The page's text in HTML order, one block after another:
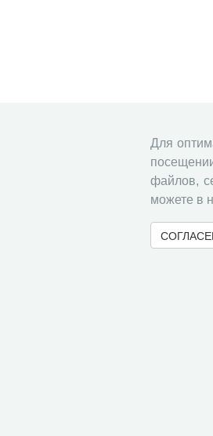
Для
файлов,
можете в